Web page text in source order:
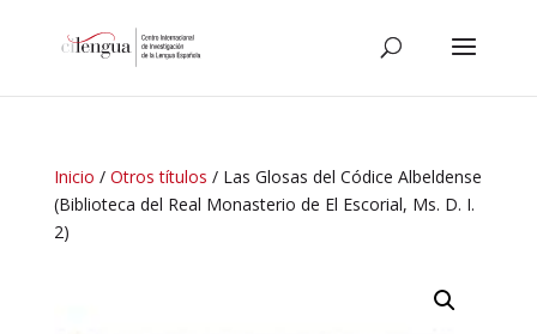
Inicio / Otros títulos / Las Glosas del Códice Albeldense
(Biblioteca del Real Monasterio de El Escorial, Ms. D. I.
2)